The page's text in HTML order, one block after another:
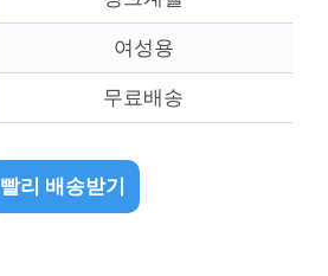
여성용
무료배송
빨리 배송받기